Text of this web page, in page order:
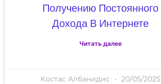
Получению Постоянного
Дохода В Интернете
Читать далее
Костас Албанидис 20/05/2025